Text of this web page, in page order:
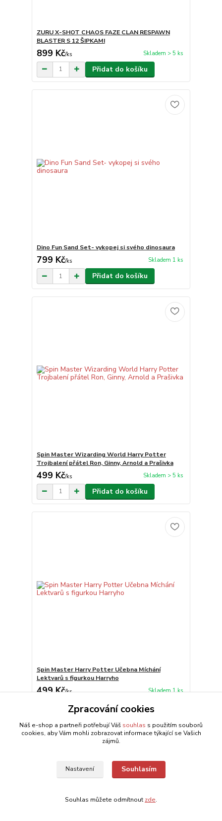
ZURU X-SHOT CHAOS FAZE CLAN RESPAWN
BLASTER S 12 ŠIPKAMI
899 Kč/ks Skladem > 5 ks
Přidat do košíku
Dino Fun Sand Set- vykopej si svého dinosaura
799 Kč/ks Skladem 1 ks
Přidat do košíku
Spin Master Wizarding World Harry Potter
Trojbalení přátel Ron, Ginny, Arnold a Prašivka
499 Kč/ks Skladem > 5 ks
Přidat do košíku
Spin Master Harry Potter Učebna Míchání
Lektvarů s figurkou Harryho
499 Kč/ks Skladem 1 ks
Přidat do košíku
Zpracování cookies
Náš e-shop a partneři potřebují Váš souhlas s použitím souborů
cookies, aby Vám mohli zobrazovat informace týkající se Vašich
zájmů.
Nastavení Souhlasím
Souhlas můžete odmítnout zde.